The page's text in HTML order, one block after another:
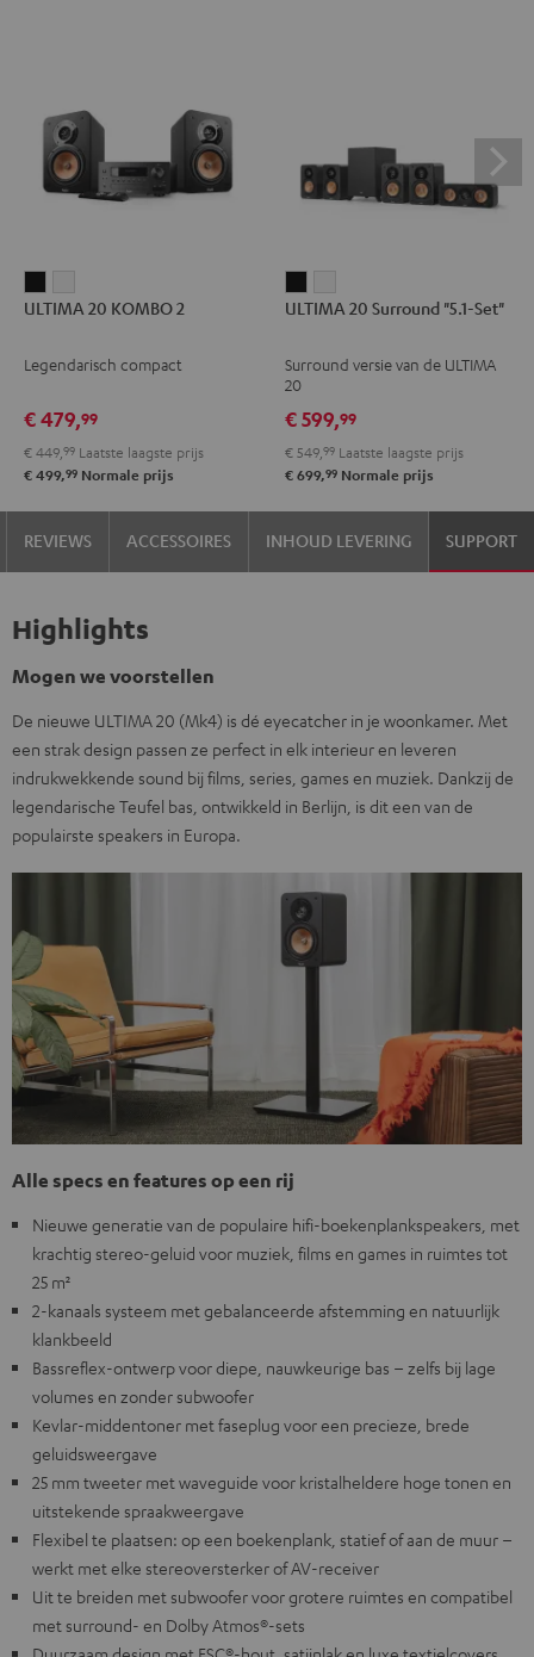
20
2
20
2
ULTIMA 20 KOMBO 2
Legendarisch compact
€ 479,99
€ 449, 99 Laatste laagste prijs
€ 499,99 Normale prijs
20
"5.1-
Zwart
20
"5.1-
Wit
ULTIMA 20 Surround "5.1-Set"
Surround versie van de ULTIMA
20
€ 599,99
€ 549, 99 Laatste laagste prijs
€ 699,99 Normale prijs
REVIEWS ACCESSOIRES INHOUD LEVERING SUPPORT
Highlights
Mogen we voorstellen
De nieuwe ULTIMA 20 (Mk4) is dé eyecatcher in je woonkamer. Met
een strak design passen ze perfect in elk interieur en leveren
indrukwekkende sound bij films, series, games en muziek. Dankzij de
legendarische Teufel bas, ontwikkeld in Berlijn, is dit een van de
populairste speakers in Europa.
Alle specs en features op een rij
Nieuwe generatie van de populaire hifi-boekenplankspeakers, met
krachtig stereo-geluid voor muziek, films en games in ruimtes tot
25 m²
2-kanaals systeem met gebalanceerde afstemming en natuurlijk
klankbeeld
Bassreflex-ontwerp voor diepe, nauwkeurige bas – zelfs bij lage
volumes en zonder subwoofer
Kevlar-middentoner met faseplug voor een precieze, brede
geluidsweergave
25 mm tweeter met waveguide voor kristalheldere hoge tonen en
uitstekende spraakweergave
Flexibel te plaatsen: op een boekenplank, statief of aan de muur –
werkt met elke stereoversterker of AV-receiver
Uit te breiden met subwoofer voor grotere ruimtes en compatibel
met surround- en Dolby Atmos®-sets